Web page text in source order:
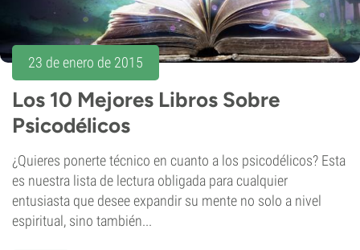
23 de enero de 2015
Los 10 Mejores Libros Sobre
Psicodélicos
¿Quieres ponerte técnico en cuanto a los psicodélicos? Esta
es nuestra lista de lectura obligada para cualquier
entusiasta que desee expandir su mente no solo a nivel
espiritual, sino también...